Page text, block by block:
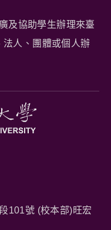
及協助學生辦理來臺
人、團體或個人辦
101號 (校本部)旺宏